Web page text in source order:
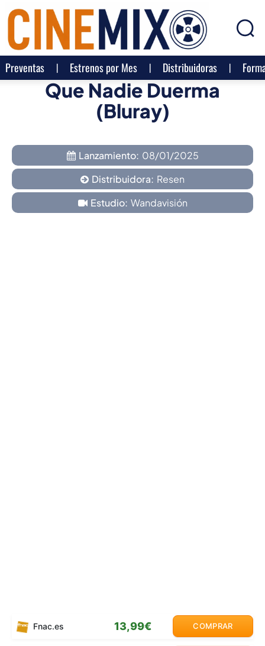
Preventas Estrenos por Mes Distribuidoras
Que Nadie Duerma
(Bluray)
Lanzamiento: 08/01/2025
Distribuidora: Resen
Estudio: Wandavisión
Fnac.es 13,99€ COMPRAR